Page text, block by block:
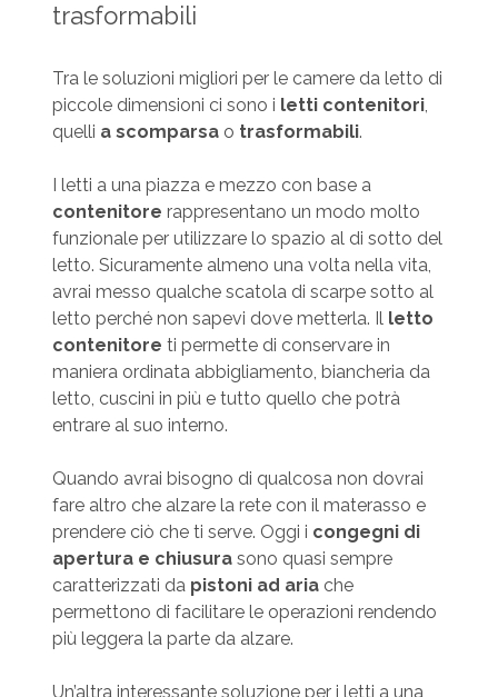
trasformabili
Tra le soluzioni migliori per le camere da letto di
piccole dimensioni ci sono i letti contenitori,
quelli a scomparsao trasformabili.
I letti a una piazza e mezzo con base a
contenitore rappresentano un modo molto
funzionale per utilizzare lo spazio al di sotto del
letto. Sicuramente almeno una volta nella vita,
avrai messo qualche scatola di scarpe sotto al
letto perché non sapevi dove metterla. Illetto
contenitore ti permette di conservare in
maniera ordinata abbigliamento, biancheria da
letto, cuscini in più e tutto quello che potrà
entrare al suo interno.
Quando avrai bisogno di qualcosa non dovrai
fare altro che alzare la rete con il materasso e
prendere ciò che ti serve. Oggi i congegni di
apertura e chiusurasono quasi sempre
caratterizzati da pistoni ad ariache
permettono di facilitare le operazioni rendendo
più leggera la parte da alzare.
Un’altra interessante soluzione per i letti a una